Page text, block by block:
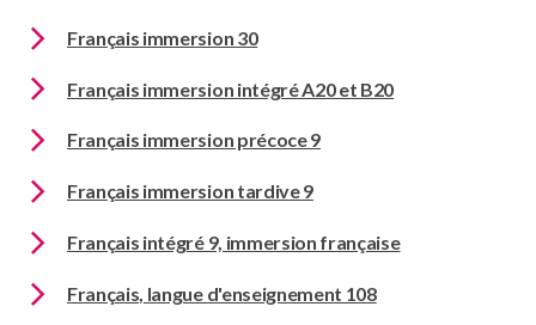
Français immersion 30
Français immersion intégré A20 et B20
Français immersion précoce 9
Français immersion tardive 9
Français intégré 9, immersion française
Français, langue d'enseignement 108